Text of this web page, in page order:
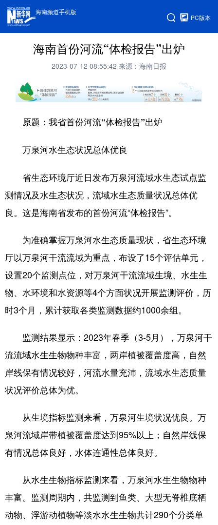
海南频道手机版
PC版本
海南首份河流“体检报告”出炉
2023-07-12 08:55:42 来源：海南日报
原题：我省首份河流“体检报告”出炉
万泉河水生态状况总体优良
省生态环境厅近日发布万泉河流域水生态试点监
测情况及水生态状况，流域水生态质量状况总体优
良。这是海南省发布的首份河流“体检报告”。
为准确掌握万泉河水生态质量现状，省生态环境
厅以万泉河干流流域为重点，布设了15个评估单元，
设置20个监测点位，对万泉河干流流域生境、水生生
物、水环境和水资源等4个方面状况开展监测评价，历
时3个月，累计获取各类监测数据约1000余组。
监测结果显示：2023年春季（3-5月），万泉河干
流流域水生生物物种丰富，两岸植被覆盖度高，自然
岸线保有情况较好，河流水量充沛，流域水生态质量
状况评价总体为优。
从生境指标监测来看，万泉河生境状况优良。万
泉河流域岸带植被覆盖度达到95%以上；自然岸线保
有情况总体良好，水体连通性总体良好。
从水生生物指标监测来看，万泉河水生生物物种
丰富。监测周期内，共监测到鱼类、大型无脊椎底栖
动物、浮游动植物等淡水水生生物共计290个分类单